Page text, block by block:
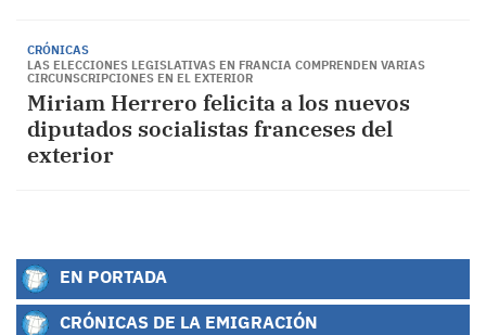
CRÓNICAS
LAS ELECCIONES LEGISLATIVAS EN FRANCIA COMPRENDEN VARIAS
CIRCUNSCRIPCIONES EN EL EXTERIOR
Miriam Herrero felicita a los nuevos
diputados socialistas franceses del
exterior
EN PORTADA
CRÓNICAS DE LA EMIGRACIÓN